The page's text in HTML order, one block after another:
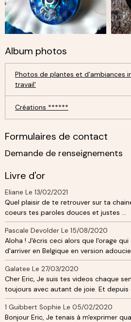
Album photos
Photos de plantes et d'ambiances
travail'
Créations ******
Formulaires de contact
Demande de renseignements
Livre d'or
Eliane Le 13/02/2021
Quel plaisir de te retrouver sur ta
coeurs tes paroles douces et justes ...
Pascale Devolder Le 15/08/2020
Aloha ! J'écris ceci alors que l'orage
d'arriver en Belgique en version adoucie
Galatee Le 27/03/2020
Cher Eric, Je suis tes videos chaque
toujours avec autant de joie. Et depuis
1 Guibbert Sophie Le 05/02/2020
Bonjour Eric, Je tenais à m'exprimer